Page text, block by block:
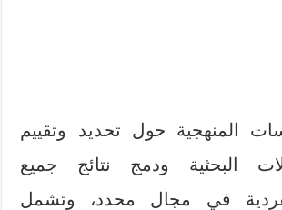
المنهجية حول تحديد وتقييم
البحثية ودمج نتائج جميع
في مجال محدد، وتشمل